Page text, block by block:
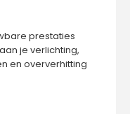
prestaties
je verlichting,
en oververhitting